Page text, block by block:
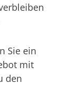
Sie ein
mit
den